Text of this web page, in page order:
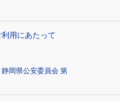
利用にあたって
岡県公安委員会 第